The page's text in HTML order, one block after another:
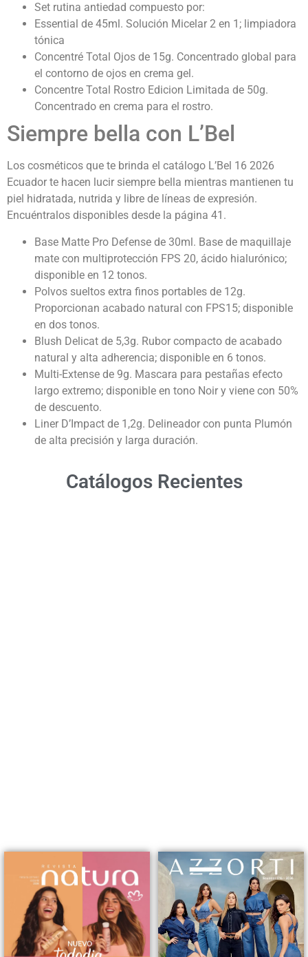
Set rutina antiedad compuesto por:
Essential de 45ml. Solución Micelar 2 en 1; limpiadora
tónica
Concentré Total Ojos de 15g. Concentrado global para
el contorno de ojos en crema gel.
Concentre Total Rostro Edicion Limitada de 50g.
Concentrado en crema para el rostro.
Siempre bella con L’Bel
Los cosméticos que te brinda el catálogo L’Bel 16 2026
Ecuador te hacen lucir siempre bella mientras mantienen tu
piel hidratada, nutrida y libre de líneas de expresión.
Encuéntralos disponibles desde la página 41.
Base Matte Pro Defense de 30ml. Base de maquillaje
mate con multiprotección FPS 20, ácido hialurónico;
disponible en 12 tonos.
Polvos sueltos extra finos portables de 12g.
Proporcionan acabado natural con FPS15; disponible
en dos tonos.
Blush Delicat de 5,3g. Rubor compacto de acabado
natural y alta adherencia; disponible en 6 tonos.
Multi-Extense de 9g. Mascara para pestañas efecto
largo extremo; disponible en tono Noir y viene con 50%
de descuento.
Liner D’Impact de 1,2g. Delineador con punta Plumón
de alta precisión y larga duración.
Catálogos Recientes